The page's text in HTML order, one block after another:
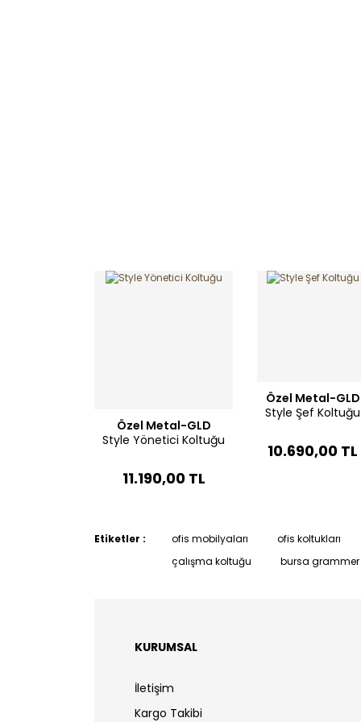
Özel Metal-GLD
Style Yönetici Koltuğu
11.190,00 TL
Özel Metal-GLD
Style Şef Koltuğu
10.690,00 TL
Etiketler : ofis mobilyaları ofis koltukları
çalışma koltuğu
bursa grammer
KURUMSAL
İletişim
Kargo Takibi